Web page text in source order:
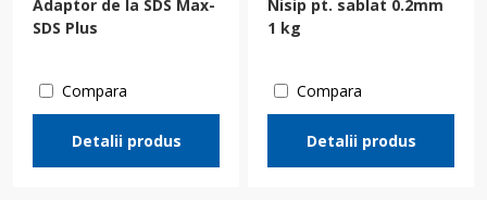
Adaptor de la SDS Max-
SDS Plus
Compara
Detalii produs
Nisip pt. sablat 0.2mm
1 kg
Compara
Detalii produs